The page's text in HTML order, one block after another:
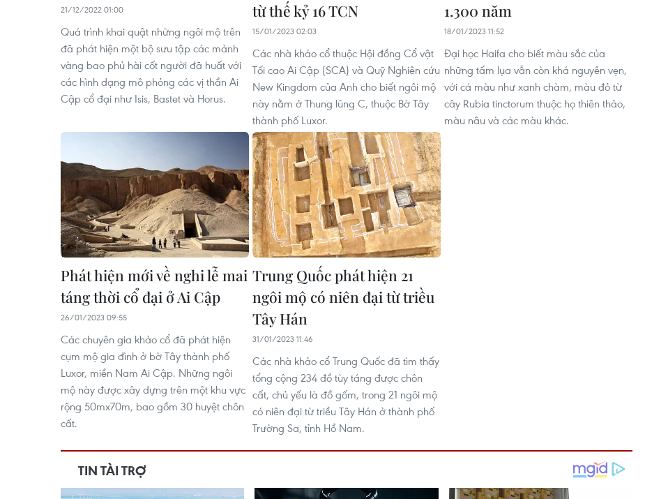
21/12/2022 01:00
Quá trình khai quật những ngôi mộ trên
đã phát hiện một bộ sưu tập các mảnh
vàng bao phủ hài cốt người đã huất với
các hình dạng mô phỏng các vị thần Ai
Cập cổ đại như Isis, Bastet và Horus.
từ thế kỷ 16 TCN
15/01/2023 02:03
Các nhà khảo cổ thuộc Hội đồng Cổ vật
Tối cao Ai Cập (SCA) và Quỹ Nghiên cứu
New Kingdom của Anh cho biết ngôi mộ
này nằm ở Thung lũng C, thuộc Bờ Tây
thành phố Luxor.
1.300 năm
18/01/2023 11:52
Đại học Haifa cho biết màu sắc của
những tấm lụa vẫn còn khá nguyên vẹn,
với cá màu như xanh chàm, màu đỏ từ
cây Rubia tinctorum thuộc họ thiên thảo,
màu nâu và các màu khác.
Phát hiện mới về nghi lễ mai
táng thời cổ đại ở Ai Cập
26/01/2023 09:55
Các chuyên gia khảo cổ đã phát hiện
cụm mộ gia đình ở bờ Tây thành phố
Luxor, miền Nam Ai Cập. Những ngôi
mộ này được xây dựng trên một khu vực
rộng 50mx70m, bao gồm 30 huyệt chôn
cất.
Trung Quốc phát hiện 21
ngôi mộ có niên đại từ triều
Tây Hán
31/01/2023 11:46
Các nhà khảo cổ Trung Quốc đã tìm thấy
tổng cộng 234 đồ tùy táng được chôn
cất, chủ yếu là đồ gốm, trong 21 ngôi mộ
có niên đại từ triều Tây Hán ở thành phố
Trường Sa, tỉnh Hồ Nam.